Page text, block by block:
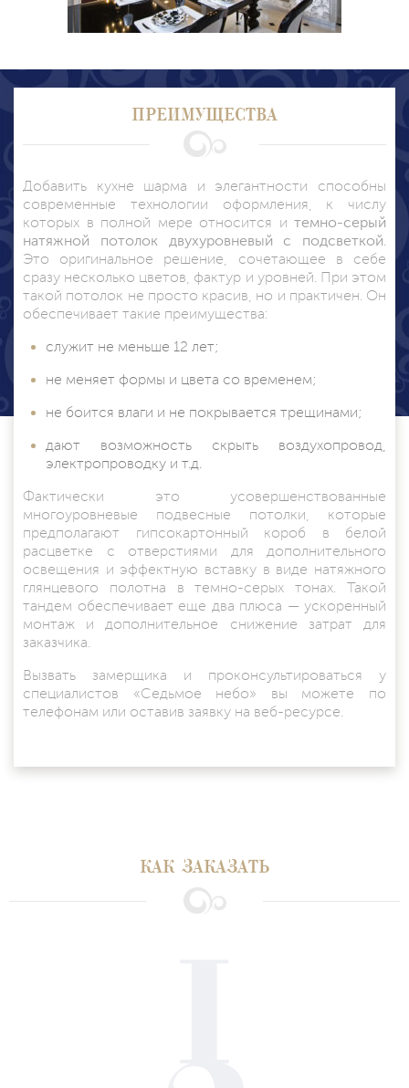
ПРЕИМУЩЕСТВА
Добавить кухне шарма и элегантности способны
современные технологии оформления, к числу
которых в полной мере относится и темно-серый
натяжной потолок двухуровневый с подсветкой.
Это оригинальное решение, сочетающее в себе
сразу несколько цветов, фактур и уровней. При этом
такой потолок не просто красив, но и практичен. Он
обеспечивает такие преимущества:
служит не меньше 12 лет;
не меняет формы и цвета со временем;
не боится влаги и не покрывается трещинами;
дают возможность скрыть воздухопровод,
электропроводку и т.д.
Фактически это усовершенствованные
многоуровневые подвесные потолки , которые
предполагают гипсокартонный короб в белой
расцветке с отверстиями для дополнительного
освещения и эффектную вставку в виде натяжного
глянцевого полотна в темно-серых тонах. Такой
тандем обеспечивает еще два плюса — ускоренный
монтаж и дополнительное снижение затрат для
заказчика.
Вызвать замерщика и проконсультироваться у
специалистов «Седьмое небо» вы можете по
телефонам или оставив заявку на веб-ресурсе.
КАК ЗАКАЗАТЬ